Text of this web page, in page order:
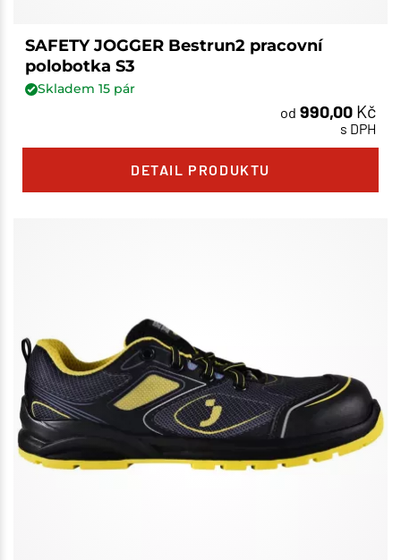
SAFETY JOGGER Bestrun2 pracovní
polobotka S3
Skladem 15pár
od 990,00 Kč
s DPH
DETAIL PRODUKTU